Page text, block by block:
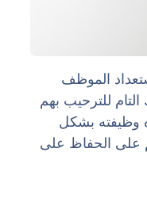
الموظف
للترحيب بهم
وظيفته بشكل
على الحفاظ على